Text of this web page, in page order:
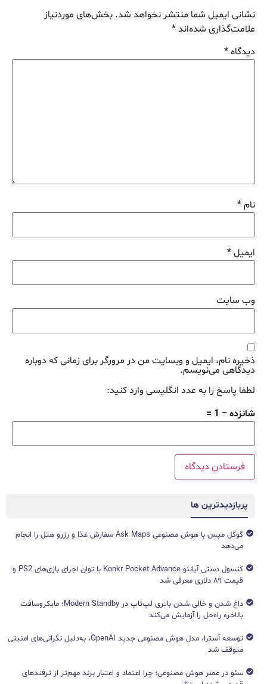
نشانی ایمیل شما منتشر نخواهد شد. بخش‌های موردنیاز
علامت‌گذاری شده‌اند*
دیدگاه*
نام*
ایمیل*
وب‌ سایت
ذخیره نام، ایمیل و وبسایت من در مرورگر برای زمانی که دوباره
دیدگاهی می‌نویسم.
لطفا پاسخ را به عدد انگلیسی وارد کنید:
شانزده − 1 =
پربازدیدترین ها
گوگل مپس با هوش مصنوعی Ask Maps سفارش غذا و رزرو هتل را انجام
می‌دهد
کنسول دستی آیانئو Konkr Pocket Advance با توان اجرای بازی‌های PS2 و
قیمت ۸۹ دلاری معرفی شد
داغ شدن و خالی شدن باتری لپ‌تاپ در Modern Standby؛ مایکروسافت
بالاخره راه‌حل را آزمایش می‌کند
توسعه آسترا، مدل هوش مصنوعی جدید OpenAI، به‌دلیل نگرانی‌های امنیتی
متوقف شد
سئو در عصر هوش مصنوعی؛ چرا اعتماد و اعتبار برند مهم‌تر از ترفندهای